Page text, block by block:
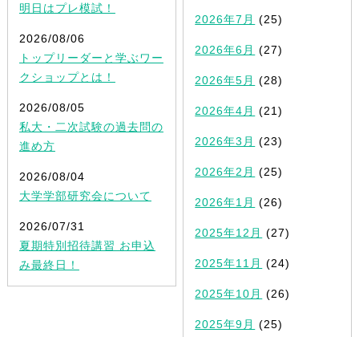
明日はプレ模試！
2026/08/06
トップリーダーと学ぶワー
クショップとは！
2026/08/05
私大・二次試験の過去問の
進め方
2026/08/04
大学学部研究会について
2026/07/31
夏期特別招待講習 お申込
み最終日！
2026年7月 (25)
2026年6月 (27)
2026年5月 (28)
2026年4月 (21)
2026年3月 (23)
2026年2月 (25)
2026年1月 (26)
2025年12月 (27)
2025年11月 (24)
2025年10月 (26)
2025年9月 (25)